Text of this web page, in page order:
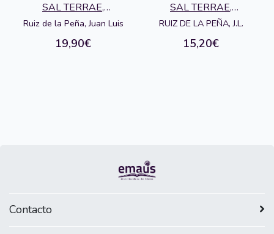
SAL TERRAE,
EDITORIAL
Ruiz de la Peña, Juan Luis
19,90€
SAL TERRAE,
EDITORIAL
RUIZ DE LA PEÑA, J.L.
15,20€
Contacto